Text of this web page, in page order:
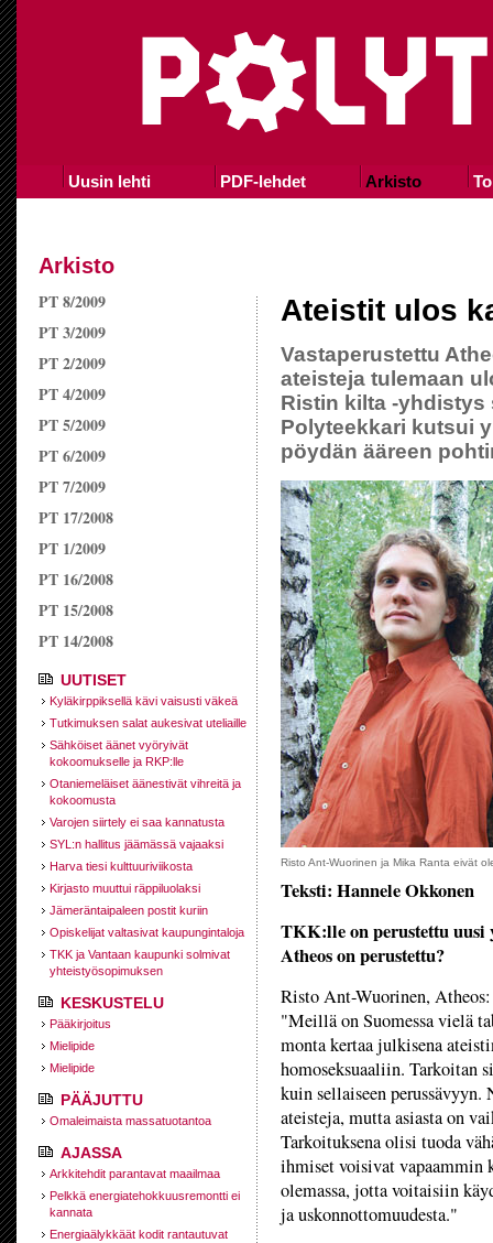
Uusin lehti PDF-lehdet Arkisto
Arkisto
PT 8/2009
PT 3/2009
PT 2/2009
PT 4/2009
PT 5/2009
PT 6/2009
PT 7/2009
PT 17/2008
PT 1/2009
PT 16/2008
PT 15/2008
PT 14/2008
UUTISET
Kyläkirppiksellä kävi vaisusti väkeä
Tutkimuksen salat aukesivat uteliaille
Sähköiset äänet vyöryivät
kokoomukselle ja RKP:lle
Otaniemeläiset äänestivät vihreitä ja
kokoomusta
Varojen siirtely ei saa kannatusta
SYL:n hallitus jäämässä vajaaksi
Harva tiesi kulttuuriviikosta
Kirjasto muuttui räppiluolaksi
Jämeräntaipaleen postit kuriin
Opiskelijat valtasivat kaupungintaloja
TKK ja Vantaan kaupunki solmivat
yhteistyösopimuksen
KESKUSTELU
Pääkirjoitus
Mielipide
Mielipide
PÄÄJUTTU
Omaleimaista massatuotantoa
AJASSA
Arkkitehdit parantavat maailmaa
Pelkkä energiatehokkuusremontti ei
kannata
Energiaälykkäät kodit rantautuvat
Ateistit ulos
Vastaperustettu
ateisteja tulemaan
Ristin kilta -
Polyteekkari kutsui
pöydän ääreen
Risto Ant-Wuorinen ja Mika Ranta eivät
Teksti: Hannele Okkonen
TKK:lle on perustettu uusi
Atheos on perustettu?
Risto Ant-Wuorinen,
"Meillä on Suomessa vielä
monta kertaa julkisena
homoseksuaaliin. Tarkoitan
kuin sellaiseen perussävyyn.
ateisteja, mutta asiasta on
Tarkoituksena olisi tuoda
ihmiset voisivat vapaammin
olemassa, jotta voitaisiin
ja uskonnottomuudesta."